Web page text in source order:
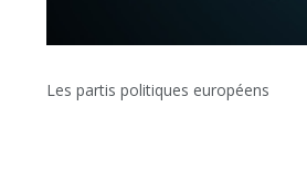
Les partis politiques européens